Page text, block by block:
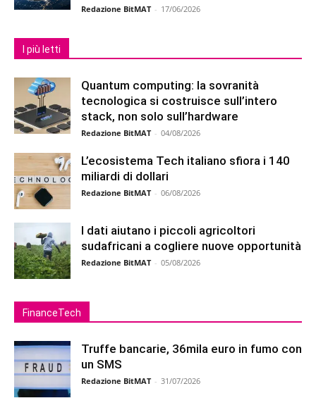
Redazione BitMAT - 17/06/2026
I più letti
Quantum computing: la sovranità
tecnologica si costruisce sull’intero
stack, non solo sull’hardware
Redazione BitMAT - 04/08/2026
L’ecosistema Tech italiano sfiora i 140
miliardi di dollari
Redazione BitMAT - 06/08/2026
I dati aiutano i piccoli agricoltori
sudafricani a cogliere nuove opportunità
Redazione BitMAT - 05/08/2026
FinanceTech
Truffe bancarie, 36mila euro in fumo con
un SMS
Redazione BitMAT - 31/07/2026